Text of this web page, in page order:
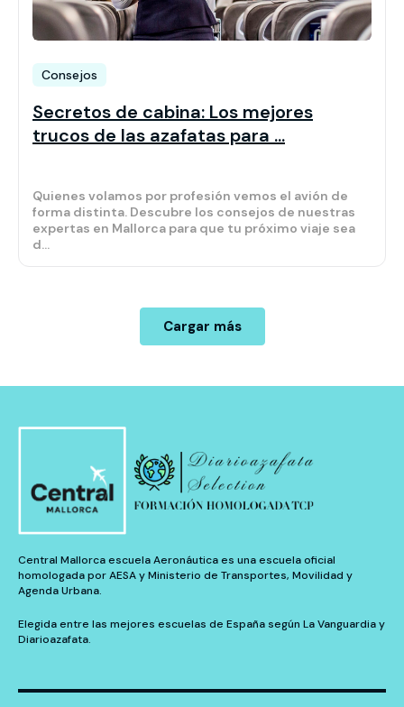
Consejos
Secretos de cabina: Los mejores
trucos de las azafatas para ...
Quienes volamos por profesión vemos el avión de
forma distinta. Descubre los consejos de nuestras
expertas en Mallorca para que tu próximo viaje sea
d...
Cargar más
Central Mallorca escuela Aeronáutica es una escuela oficial
homologada por AESA y Ministerio de Transportes, Movilidad y
Agenda Urbana.
Elegida entre las mejores escuelas de España según La Vanguardia y
Diarioazafata.